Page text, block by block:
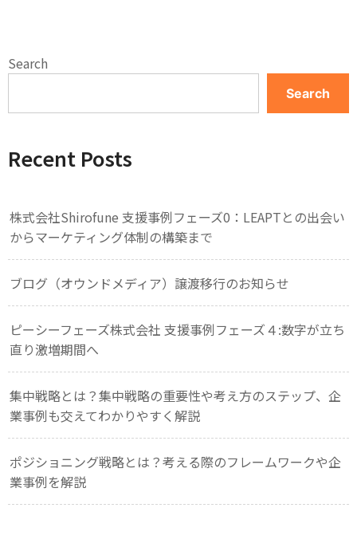
Search
Search
Recent Posts
株式会社Shirofune 支援事例フェーズ0：LEAPTとの出会い
からマーケティング体制の構築まで
ブログ（オウンドメディア）譲渡移行のお知らせ
ピーシーフェーズ株式会社 支援事例フェーズ４:数字が立ち
直り激増期間へ
集中戦略とは？集中戦略の重要性や考え方のステップ、企
業事例も交えてわかりやすく解説
ポジショニング戦略とは？考える際のフレームワークや企
業事例を解説